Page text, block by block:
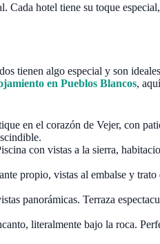
Cada hotel tiene su toque
tienen algo especial y son
en Pueblos Blancos,
en el corazón de Vejer, con
con vistas a la sierra,
propio, vistas al embalse y trato
panorámicas. Terraza
literalmente bajo la roca.